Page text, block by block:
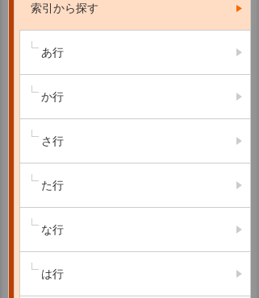
索引から探す
あ行
か行
さ行
た行
な行
は行